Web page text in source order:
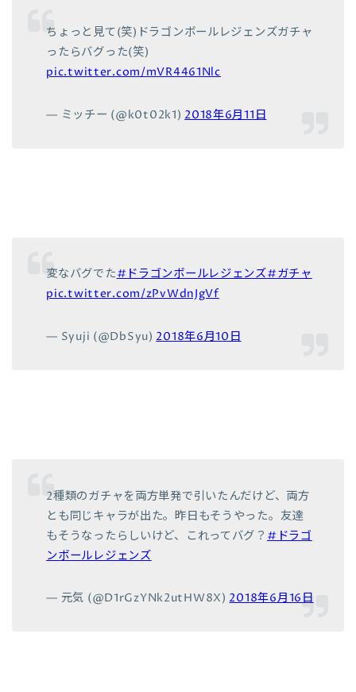
ちょっと見て(笑)ドラゴンボールレジェンズガチャ
ったらバグった(笑)
pic.twitter.com/mVR4461Nlc
— ミッチー (@k0t02k1) 2018年6月11日
変なバグでた#ドラゴンボールレジェンズ#ガチャ
pic.twitter.com/zPvWdnJgVf
— Syuji (@DbSyu)2018年6月10日
2種類のガチャを両方単発で引いたんだけど、両方
とも同じキャラが出た。昨日もそうやった。友達
もそうなったらしいけど、これってバグ？ #ドラゴ
ンボールレジェンズ
— 元気 (@D1rGzYNk2utHW8X)2018年6月16日